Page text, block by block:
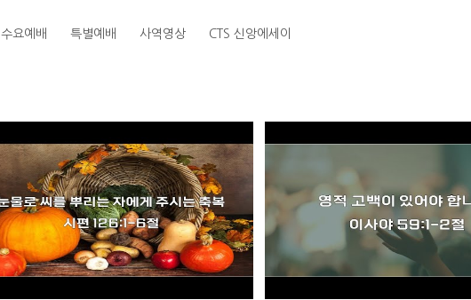
수요예배 특별예배 사역영상 CTS 신앙에세이